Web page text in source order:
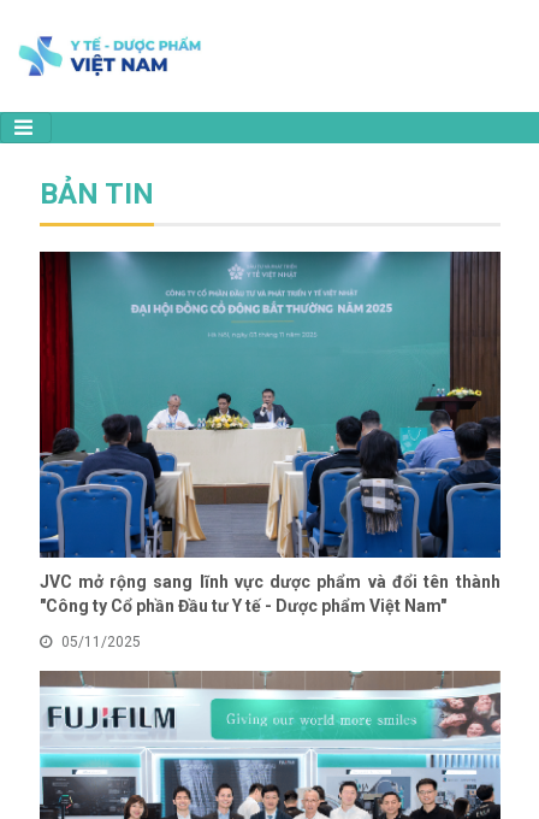
BẢN TIN
JVC mở rộng sang lĩnh vực dược phẩm và đổi tên thành
"Công ty Cổ phần Đầu tư Y tế - Dược phẩm Việt Nam"
05/11/2025